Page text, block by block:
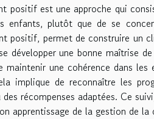
positif est une approche qui
enfants, plutôt que de se
positif, permet de construire un
développer une bonne maîtrise
maintenir une cohérence dans
implique de reconnaître les
récompenses adaptées. Ce
apprentissage de la gestion de